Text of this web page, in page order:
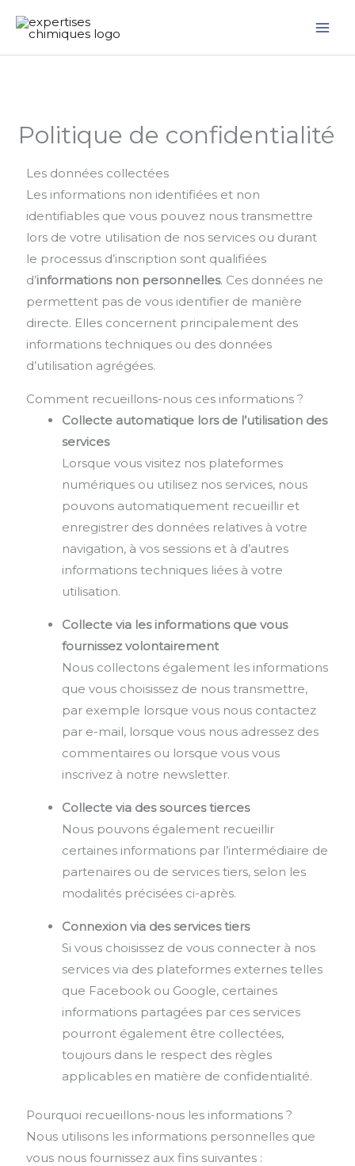
contenu
Politique de confidentialité
Les données collectées
Les informations non identifiées et non
identifiables que vous pouvez nous transmettre
lors de votre utilisation de nos services ou durant
le processus d’inscription sont qualifiées
d’informations non personnelles. Ces données ne
permettent pas de vous identifier de manière
directe. Elles concernent principalement des
informations techniques ou des données
d’utilisation agrégées.
Comment recueillons-nous ces informations ?
Collecte automatique lors de l’utilisation des
services
Lorsque vous visitez nos plateformes
numériques ou utilisez nos services, nous
pouvons automatiquement recueillir et
enregistrer des données relatives à votre
navigation, à vos sessions et à d’autres
informations techniques liées à votre
utilisation.
Collecte via les informations que vous
fournissez volontairement
Nous collectons également les informations
que vous choisissez de nous transmettre,
par exemple lorsque vous nous contactez
par e-mail, lorsque vous nous adressez des
commentaires ou lorsque vous vous
inscrivez à notre newsletter.
Collecte via des sources tierces
Nous pouvons également recueillir
certaines informations par l’intermédiaire de
partenaires ou de services tiers, selon les
modalités précisées ci-après.
Connexion via des services tiers
Si vous choisissez de vous connecter à nos
services via des plateformes externes telles
que Facebook ou Google, certaines
informations partagées par ces services
pourront également être collectées,
toujours dans le respect des règles
applicables en matière de confidentialité.
Pourquoi recueillons-nous les informations ?
Nous utilisons les informations personnelles que
vous nous fournissez aux fins suivantes :